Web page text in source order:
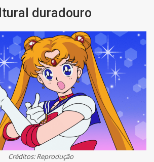
duradouro
Créditos: Reprodução